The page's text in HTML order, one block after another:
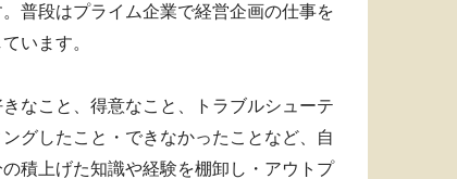
。普段はプライム企業で経営企画の仕事を
ています。
きなこと、得意なこと、トラブルシューテ
ングしたこと・できなかったことなど、自
の積上げた知識や経験を棚卸し・アウトプ